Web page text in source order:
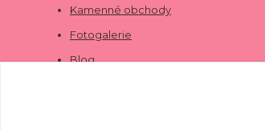
Kamenné obchody
Fotogalerie
Blog